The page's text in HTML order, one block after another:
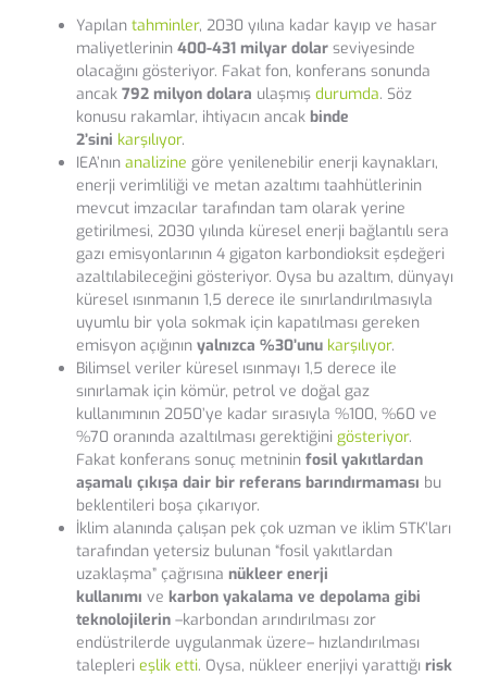
Yapılan tahminler, 2030 yılına kadar kayıp ve hasar
maliyetlerinin 400-431 milyar dolar seviyesinde
olacağını gösteriyor. Fakat fon, konferans sonunda
ancak 792 milyon dolara ulaşmış durumda. Söz
konusu rakamlar, ihtiyacın ancak binde
2’sini karşılıyor.
IEA’nın analizine göre yenilenebilir enerji kaynakları,
enerji verimliliği ve metan azaltımı taahhütlerinin
mevcut imzacılar tarafından tam olarak yerine
getirilmesi, 2030 yılında küresel enerji bağlantılı sera
gazı emisyonlarının 4 gigaton karbondioksit eşdeğeri
azaltılabileceğini gösteriyor. Oysa bu azaltım, dünyayı
küresel ısınmanın 1,5 derece ile sınırlandırılmasıyla
uyumlu bir yola sokmak için kapatılması gereken
emisyon açığının yalnızca %30’unu karşılıyor.
Bilimsel veriler küresel ısınmayı 1,5 derece ile
sınırlamak için kömür, petrol ve doğal gaz
kullanımının 2050’ye kadar sırasıyla %100, %60 ve
%70 oranında azaltılması gerektiğini gösteriyor.
Fakat konferans sonuç metninin fosil yakıtlardan
aşamalı çıkışa dair bir referans barındırmaması bu
beklentileri boşa çıkarıyor.
İklim alanında çalışan pek çok uzman ve iklim STK’ları
tarafından yetersiz bulunan “fosil yakıtlardan
uzaklaşma” çağrısına nükleer enerji
kullanımı ve karbon yakalama ve depolama gibi
teknolojilerin –karbondan arındırılması zor
endüstrilerde uygulanmak üzere– hızlandırılması
talepleri eşlik etti. Oysa, nükleer enerjiyi yarattığı risk